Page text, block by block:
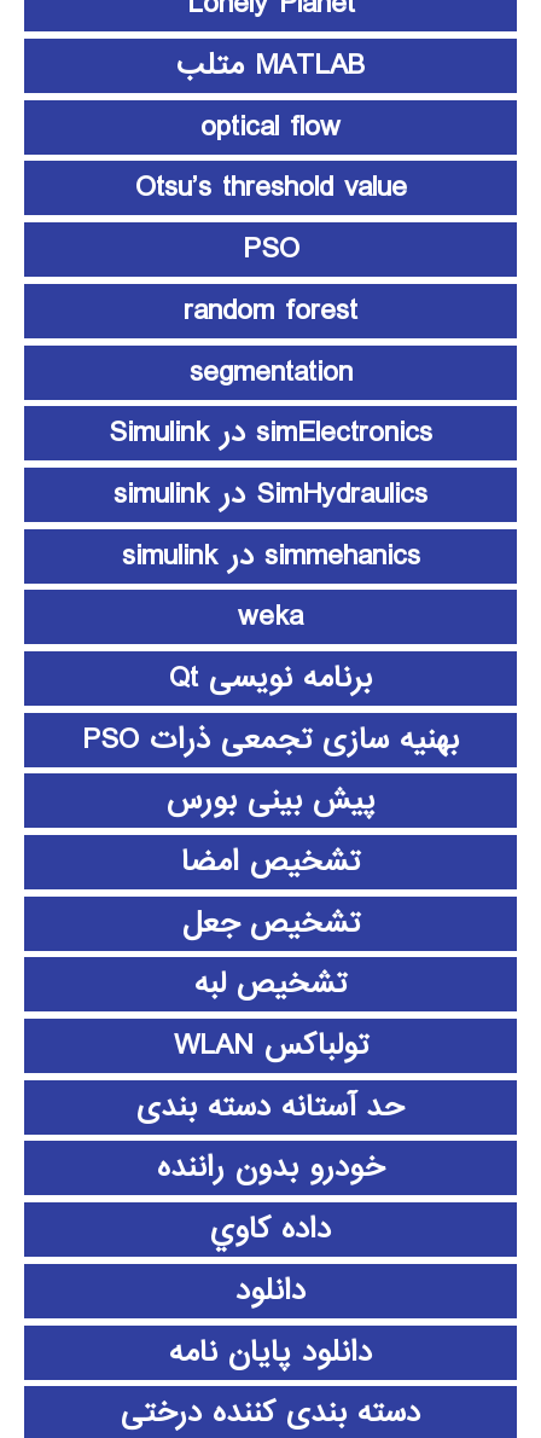
MATLAB متلب
optical flow
Otsu’s threshold value
PSO
random forest
segmentation
simElectronics در Simulink
SimHydraulics در simulink
simmehanics در simulink
weka
برنامه نویسی Qt
بهنیه سازی تجمعی ذرات PSO
پیش بینی بورس
تشخیص امضا
تشخیص جعل
تشخیص لبه
تولباکس WLAN
حد آستانه دسته بندی
خودرو بدون راننده
داده كاوي
دانلود
دانلود پايان نامه
دسته بندی کننده درختی